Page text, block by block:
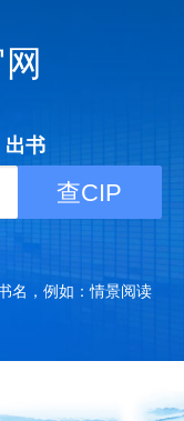
出书
查CIP
名，例如：情景阅读